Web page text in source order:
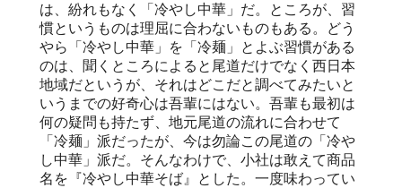
は、紛れもなく「冷やし中華」だ。ところが、習
慣というものは理屈に合わないものもある。どう
やら「冷やし中華」を「冷麺」とよぶ習慣がある
のは、聞くところによると尾道だけでなく西日本
地域だというが、それはどこだと調べてみたいと
いうまでの好奇心は吾輩にはない。吾輩も最初は
何の疑問も持たず、地元尾道の流れに合わせて
「冷麺」派だったが、今は勿論この尾道の「冷や
し中華」派だ。そんなわけで、小社は敢えて商品
名を『冷やし中華そば』とした。一度味わってい